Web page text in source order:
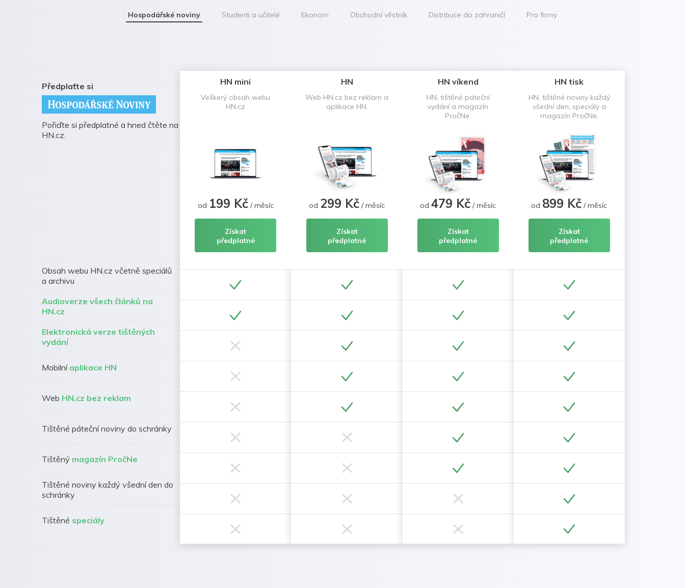
Hospodářské noviny Studenti a učitelé Ekonom Obchodní věstník Distribuce do zahraničí Pro firmy
Předplaťte si
Pořiďte si předplatné a hned čtěte na
HN.cz.
Obsah webu HN.cz včetně speciálů
a archivu
Audioverze všech článků na
HN.cz
Elektronická verze tištěných
vydání
Mobilní aplikace HN
Web HN.cz bez reklam
Tištěné páteční noviny do schránky
Tištěný magazín PročNe
Tištěné noviny každý všední den do
schránky
Tištěné speciály
HN mini
Veškerý obsah webu
HN.cz
od 199 Kč/ měsíc
Získat
předplatné
HN
Web HN.cz bez reklam a
aplikace HN.
od 299 Kč / měsíc
Získat
předplatné
HN víkend
HN, tištěné páteční
vydání a magazín
PročNe.
od479 Kč / měsíc
Získat
předplatné
HN tisk
HN, tištěné noviny každý
všední den, speciály a
magazín PročNe.
od 899 Kč / měsíc
Získat
předplatné